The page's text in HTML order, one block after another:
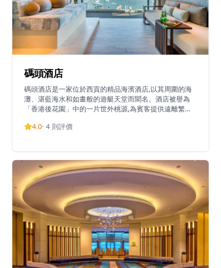
碼頭酒店
碼頭酒店是一家位於西貢的精品海濱酒店,以其周圍的海
灘、湛藍海水和如畫般的遊艇天堂而聞名。酒店被譽為
「香港後花園」中的一片世外桃源,為賓客提供遠離繁囂
設備先進的客房和套房,配備寬敞的露台、起居和用餐區
越,方便探索當地隱秘海灘、迷人漁村,並在區內各式酒吧
和海鮮餐廳體驗美食之旅。無論是慶祝特別場合還是尋求
放鬆和重新聯繫,碼頭酒店都能提供親密的度假體驗,讓您
享受緩慢的生活節奏和令人驚嘆的美景。
4.0· 4 則評價